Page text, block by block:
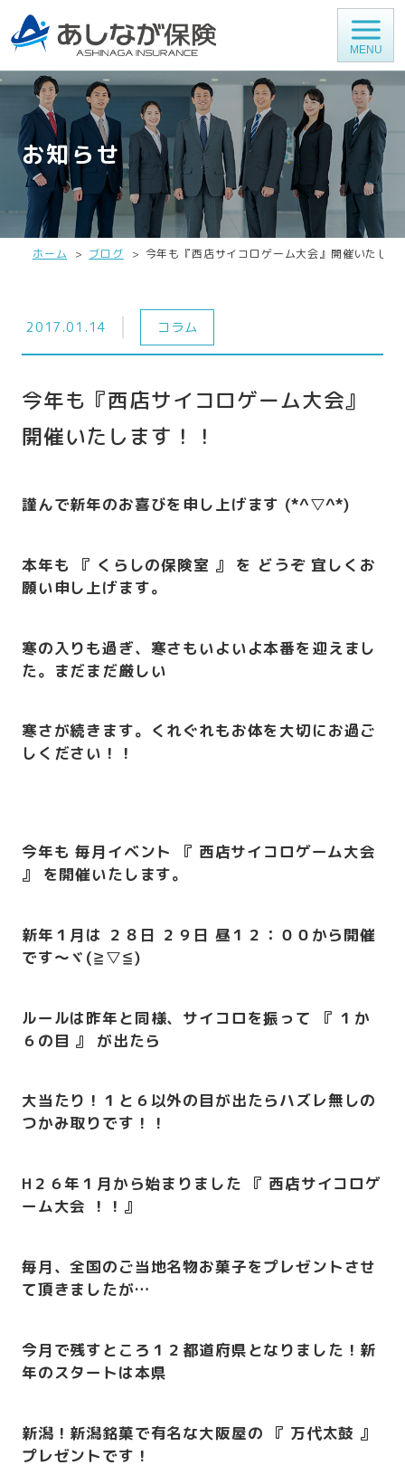
MENU
お知らせ
ホーム ブログ 今年も『西店サイコロゲーム大会』開催いたしま
2017.01.14 コラム
今年も『西店サイコロゲーム大会』
開催いたします！！
謹んで新年のお喜びを申し上げます (*^▽^*)
本年も 『 くらしの保険室 』 を どうぞ 宜しくお
願い申し上げます。
寒の入りも過ぎ、寒さもいよいよ本番を迎えまし
た。 まだまだ厳しい
寒さが続きます。くれぐれもお体を大切にお過ご
しください！！
今年も毎月イベント
『 西店サイコロゲーム大会
』 を開催いたします。
新年１月は ２８日 ２９日 昼１２：００から開催
です～ヾ(≧▽≦)
ルールは昨年と同様、サイコロを振って 『 １か
６の目 』 が出たら
大当たり！１と６以外の目が出たらハズレ無しの
つかみ取りです！！
H２６年１月から始まりました 『 西店サイコロゲ
ーム大会 ！！』
毎月、全国のご当地名物お菓子をプレゼントさせ
て頂きましたが…
今月で残すところ１２都道府県となりました！ 新
年のスタートは本県
新潟！新潟銘菓で有名な大阪屋の 『 万代太鼓 』
プレゼントです！